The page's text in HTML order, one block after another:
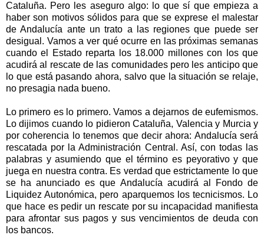
Cataluña. Pero les aseguro algo: lo que sí que empieza a
haber son motivos sólidos para que se exprese el malestar
de Andalucía ante un trato a las regiones que puede ser
desigual. Vamos a ver qué ocurre en las próximas semanas
cuando el Estado reparta los 18.000 millones con los que
acudirá al rescate de las comunidades pero les anticipo que
lo que está pasando ahora, salvo que la situación se relaje,
no presagia nada bueno.
Lo primero es lo primero. Vamos a dejarnos de eufemismos.
Lo dijimos cuando lo pidieron Cataluña, Valencia y Murcia y
por coherencia lo tenemos que decir ahora: Andalucía será
rescatada por la Administración Central. Así, con todas las
palabras y asumiendo que el término es peyorativo y que
juega en nuestra contra. Es verdad que estrictamente lo que
se ha anunciado es que Andalucía acudirá al Fondo de
Liquidez Autonómica, pero aparquemos los tecnicismos. Lo
que hace es pedir un rescate por su incapacidad manifiesta
para afrontar sus pagos y sus vencimientos de deuda con
los bancos.